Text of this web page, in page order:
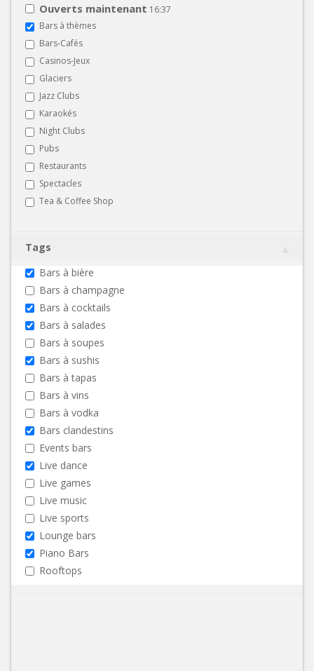
Ouverts maintenant 16:37
Bars à thèmes
Bars-Cafés
Casinos-Jeux
Glaciers
Jazz Clubs
Karaokés
Night Clubs
Pubs
Restaurants
Spectacles
Tea & Coffee Shop
Tags
Bars à bière
Bars à champagne
Bars à cocktails
Bars à salades
Bars à soupes
Bars à sushis
Bars à tapas
Bars à vins
Bars à vodka
Bars clandestins
Events bars
Live dance
Live games
Live music
Live sports
Lounge bars
Piano Bars
Rooftops